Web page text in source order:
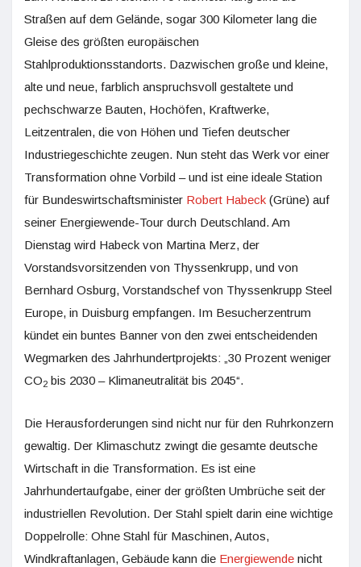
Straßen auf dem Gelände, sogar 300 Kilometer lang die
Gleise des größten europäischen
Stahlproduktionsstandorts. Dazwischen große und kleine,
alte und neue, farblich anspruchsvoll gestaltete und
pechschwarze Bauten, Hochöfen, Kraftwerke,
Leitzentralen, die von Höhen und Tiefen deutscher
Industriegeschichte zeugen. Nun steht das Werk vor einer
Transformation ohne Vorbild – und ist eine ideale Station
für Bundeswirtschaftsminister Robert Habeck (Grüne) auf
seiner Energiewende-Tour durch Deutschland. Am
Dienstag wird Habeck von Martina Merz, der
Vorstandsvorsitzenden von Thyssenkrupp, und von
Bernhard Osburg, Vorstandschef von Thyssenkrupp Steel
Europe, in Duisburg empfangen. Im Besucherzen­trum
kündet ein buntes Banner von den zwei entscheidenden
Wegmarken des Jahrhundertprojekts: „30 Prozent weniger
CO2 bis 2030 – Klimaneutralität bis 2045“.
Die Herausforderungen sind nicht nur für den Ruhrkonzern
gewaltig. Der Klimaschutz zwingt die gesamte deutsche
Wirtschaft in die Transformation. Es ist eine
Jahrhundertaufgabe, einer der größten Umbrüche seit der
indus­triellen Revolution. Der Stahl spielt darin eine wichtige
Doppelrolle: Ohne Stahl für Maschinen, Autos,
Windkraftanlagen, Gebäude kann die Energiewende nicht